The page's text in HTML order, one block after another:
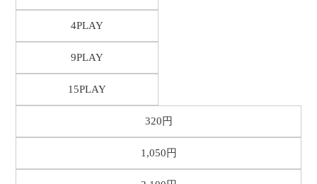
4PLAY
9PLAY
15PLAY
320円
1,050円